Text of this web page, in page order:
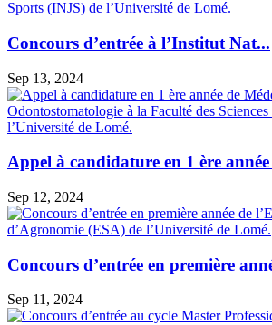
Concours d’entrée à l’Institut Nat...
Sep 13, 2024
Appel à candidature en 1 ère
Sep 12, 2024
Concours d’entrée en première
Sep 11, 2024